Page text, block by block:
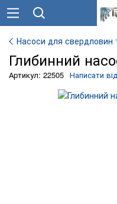
Насоси для свердловин
Глибинний
Артикул: 22505 Написати